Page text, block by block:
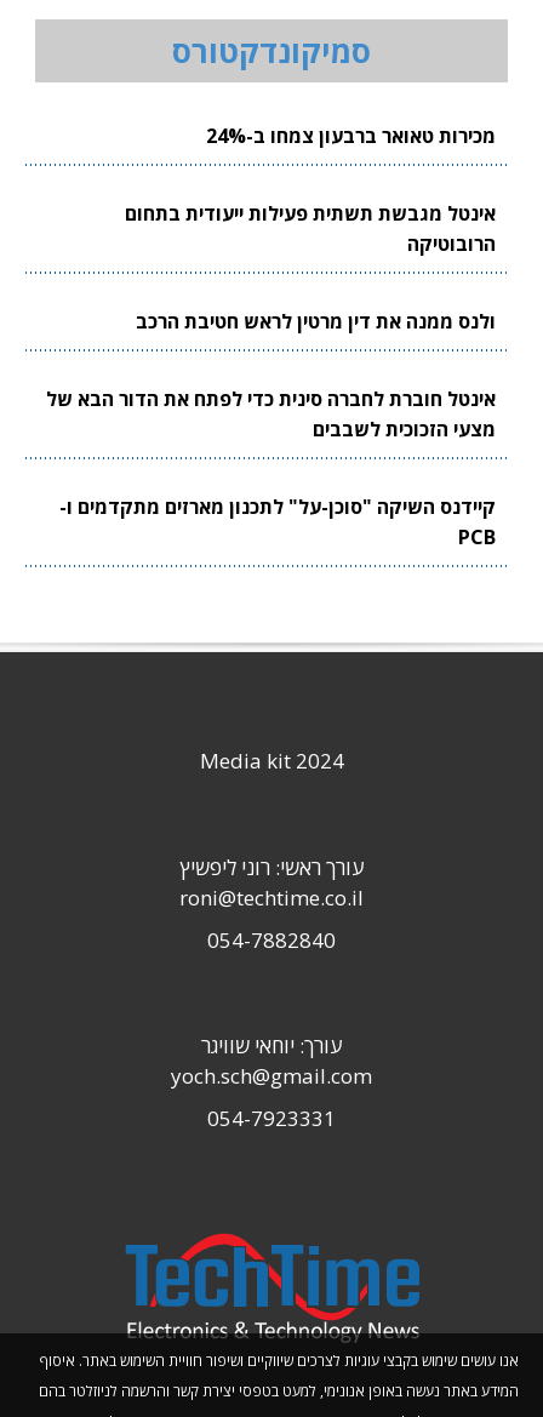
סמיקונדקטורס
מכירות טאואר ברבעון צמחו ב-24%
אינטל מגבשת תשתית פעילות ייעודית בתחום
הרובוטיקה
ולנס ממנה את דין מרטין לראש חטיבת הרכב
אינטל חוברת לחברה סינית כדי לפתח את הדור הבא של
מצעי הזכוכית לשבבים
קיידנס השיקה "סוכן-על" לתכנון מארזים מתקדמים ו-
PCB
אנו עושים שימוש בקבצי עוגיות לצרכים שיווקיים ושיפור חוויית השימוש באתר. איסוף
המידע באתר נעשה באופן אנונימי, למעט בטפסי יצירת קשר והרשמה לניוזלטר בהם
Media kit 2024
עורך ראשי: רוני ליפשיץ
roni@techtime.co.il
054-7882840
עורך: יוחאי שוויגר
yoch.sch@gmail.com
054-7923331